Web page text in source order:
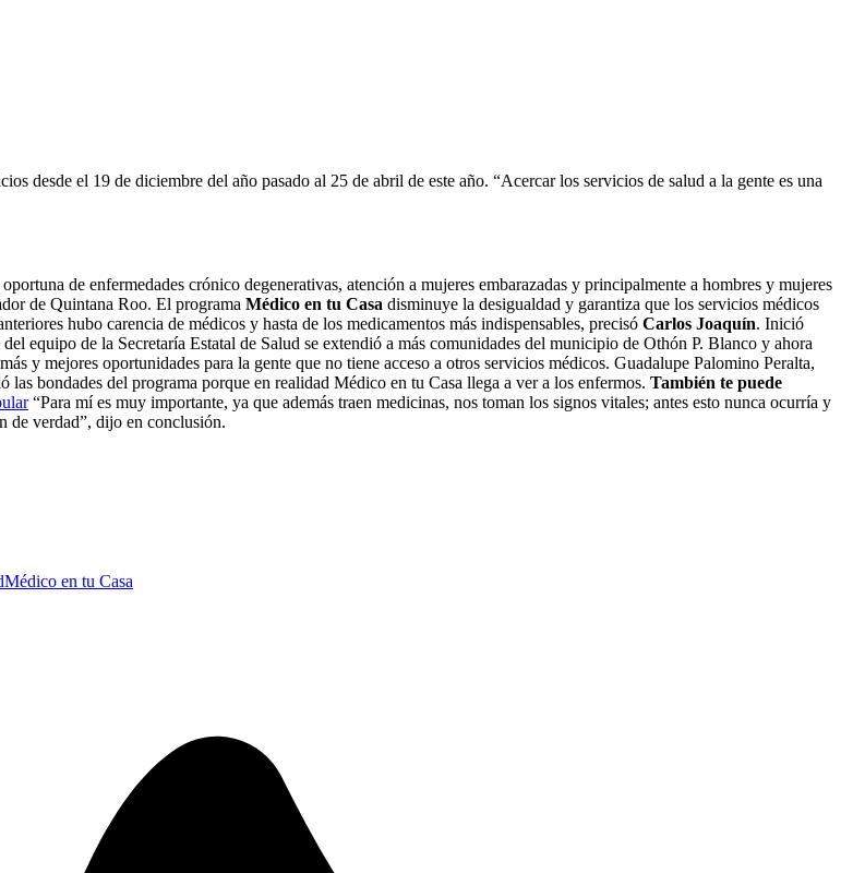
desde el 19 de diciembre del año pasado al 25 de abril de este año. “Acercar los servicios de salud a la gente es una
de enfermedades crónico degenerativas, atención a mujeres embarazadas y principalmente a hombres y mujeres
de Quintana Roo. El programa Médico en tu Casa disminuye la desigualdad y garantiza que los servicios médicos
hubo carencia de médicos y hasta de los medicamentos más indispensables, precisó Carlos Joaquín. Inició
de la Secretaría Estatal de Salud se extendió a más comunidades del municipio de Othón P. Blanco y ahora
y mejores oportunidades para la gente que no tiene acceso a otros servicios médicos. Guadalupe Palomino Peralta,
bondades del programa porque en realidad Médico en tu Casa llega a ver a los enfermos. También te puede
“Para mí es muy importante, ya que además traen medicinas, nos toman los signos vitales; antes esto nunca ocurría y
de verdad”, dijo en conclusión.
Médico en tu Casa